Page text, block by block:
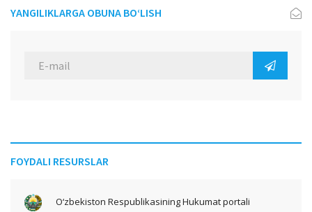
YANGILIKLARGA OBUNA BO‘LISH
FOYDALI RESURSLAR
O‘zbekiston Respublikasining Hukumat portali